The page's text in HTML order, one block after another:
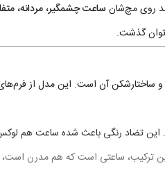
روی مچ‌شانساعت چشمگیر، مردانه،
گذشت.
آن است. این مدل از
تضاد رنگی باعث شده ساعت هم
ساعتی است که هم مدرن است،